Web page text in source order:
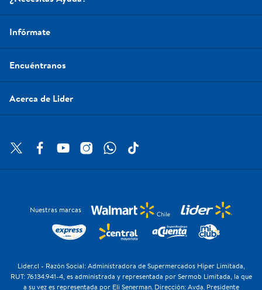
Infórmate
Encuéntranos
Acerca de Lider
Nuestras marcas
Lider.cl - Razón Social: Administradora de Supermercados Hiper Limitada,
RUT: 76.134.941-4, es administrada y representada por Sermob Limitada, la que
a su vez es representada por Eli Senerman. Dirección: Avda. Presidente